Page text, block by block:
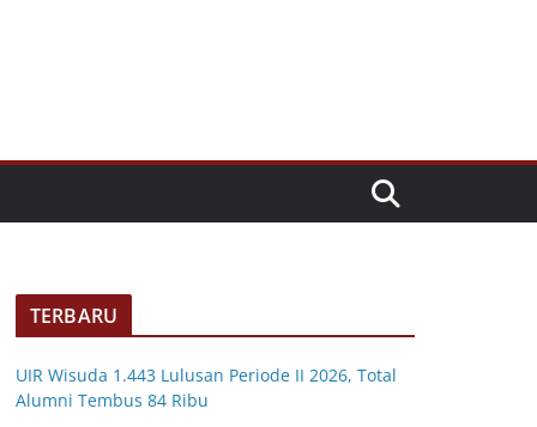
TERBARU
UIR Wisuda 1.443 Lulusan Periode II 2026, Total
Alumni Tembus 84 Ribu